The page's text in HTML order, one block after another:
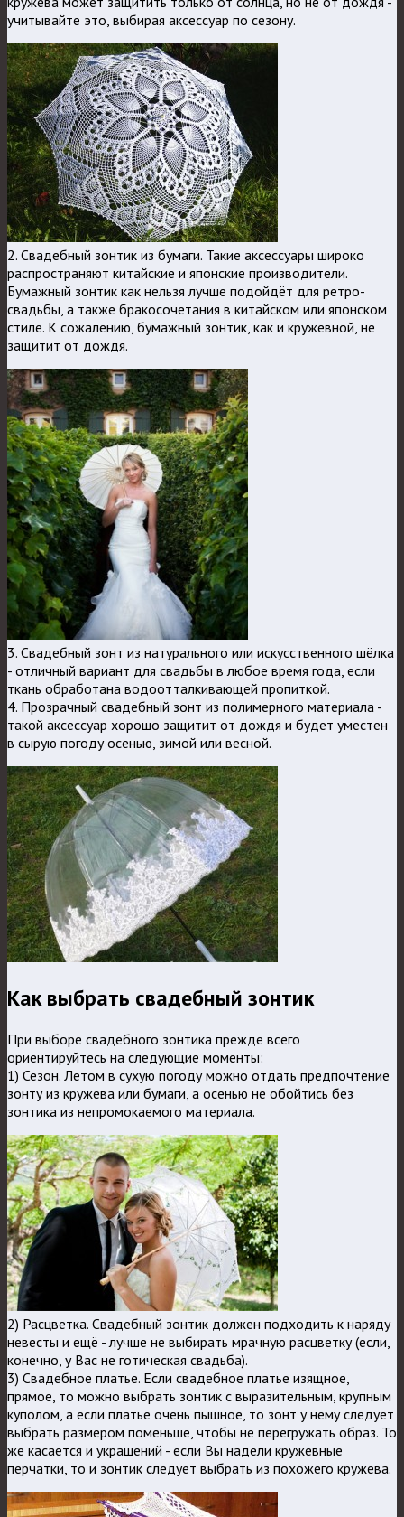
учитывайте это, выбирая аксессуар по сезону.
2. Свадебный зонтик из бумаги. Такие аксессуары широко
распространяют китайские и японские производители.
Бумажный зонтик как нельзя лучше подойдёт для ретро-
свадьбы, а также бракосочетания в китайском или японском
стиле. К сожалению, бумажный зонтик, как и кружевной, не
защитит от дождя.
3. Свадебный зонт из натурального или искусственного шёлка
- отличный вариант для свадьбы в любое время года, если
ткань обработана водоотталкивающей пропиткой.
4. Прозрачный свадебный зонт из полимерного материала -
такой аксессуар хорошо защитит от дождя и будет уместен
в сырую погоду осенью, зимой или весной.
Как выбрать свадебный зонтик
При выборе свадебного зонтика прежде всего
ориентируйтесь на следующие моменты:
1) Сезон. Летом в сухую погоду можно отдать предпочтение
зонту из кружева или бумаги, а осенью не обойтись без
зонтика из непромокаемого материала.
2) Расцветка. Свадебный зонтик должен подходить к наряду
невесты и ещё - лучше не выбирать мрачную расцветку (если,
конечно, у Вас не готическая свадьба).
3) Свадебное платье. Если свадебное платье изящное,
прямое, то можно выбрать зонтик с выразительным, крупным
куполом, а если платье очень пышное, то зонт у нему следует
выбрать размером поменьше, чтобы не перегружать образ. То
же касается и украшений - если Вы надели кружевные
перчатки, то и зонтик следует выбрать из похожего кружева.